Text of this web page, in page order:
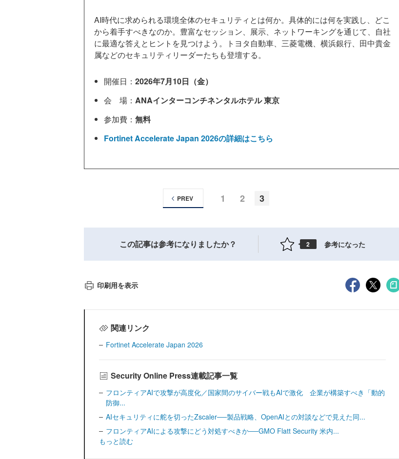
AI時代に求められる環境全体のセキュリティとは何か。具体的には何を実践し、どこ
から着手すべきなのか。豊富なセッション、展示、ネットワーキングを通じて、自社
に最適な答えとヒントを見つけよう。トヨタ自動車、三菱電機、横浜銀行、田中貴金
属などのセキュリティリーダーたちも登壇する。
開催日： 2026年7月10日（金）
会 場： ANAインターコンチネンタルホテル 東京
参加費： 無料
Fortinet Accelerate Japan 2026の詳細はこちら
1 2 3
PREV
この記事は参考になりましたか？ 2 参考になった
印刷用を表示
関連リンク
Fortinet Accelerate Japan 2026
Security Online Press連載記事一覧
フロンティアAIで攻撃が高度化／国家間のサイバー戦もAIで激化 企業が構築すべき「動的
防御...
AIセキュリティに舵を切ったZscaler──製品戦略、OpenAIとの対談などで見えた同...
フロンティアAIによる攻撃にどう対処すべきか──GMO Flatt Security 米内...
もっと読む